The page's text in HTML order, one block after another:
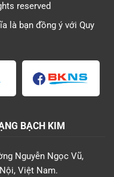
reserved
là bạn đồng ý với Quy
BẠCH KIM
Nguyễn Ngọc Vũ,
Việt Nam.